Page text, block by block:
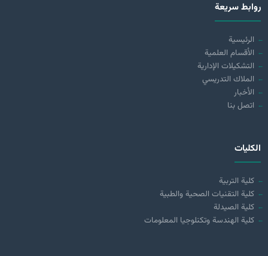
روابط سريعة
الرئيسية
الأقسام العلمية
التشكيلات الإدارية
الملاك التدريسي
الأخبار
اتصل بنا
الكليات
كلية التربية
كلية التقنيات الصحية والطبية
كلية الصيدلة
كلية الهندسة وتكنلوجيا المعلومات